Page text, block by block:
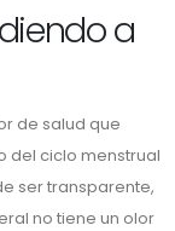
a
de salud que
del ciclo menstrual
ser transparente,
no tiene un olor